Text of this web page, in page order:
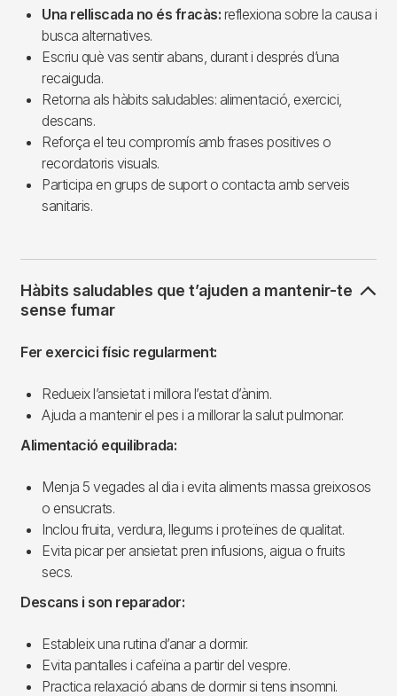
Una relliscada no és fracàs: reflexiona sobre la causa i
busca alternatives.
Escriu què vas sentir abans, durant i després d’una
recaiguda.
Retorna als hàbits saludables: alimentació, exercici,
descans.
Reforça el teu compromís amb frases positives o
recordatoris visuals.
Participa en grups de suport o contacta amb serveis
sanitaris.
Hàbits saludables que t’ajuden a mantenir-te
sense fumar
Fer exercici físic regularment:
Redueix l’ansietat i millora l’estat d’ànim.
Ajuda a mantenir el pes i a millorar la salut pulmonar.
Alimentació equilibrada:
Menja 5 vegades al dia i evita aliments massa greixosos
o ensucrats.
Inclou fruita, verdura, llegums i proteïnes de qualitat.
Evita picar per ansietat: pren infusions, aigua o fruits
secs.
Descans i son reparador:
Estableix una rutina d’anar a dormir.
Evita pantalles i cafeïna a partir del vespre.
Practica relaxació abans de dormir si tens insomni.